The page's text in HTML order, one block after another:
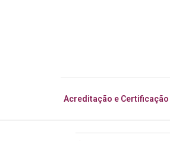
Acreditação e Certificação